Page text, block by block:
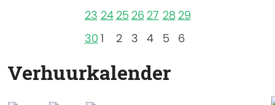
23 24 25 26 27 28 29
30 1 2 3 4 5 6
Verhuurkalender